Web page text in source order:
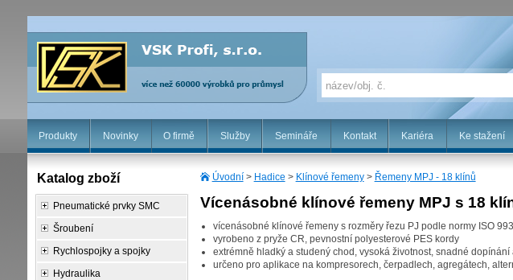
Produkty Novinky O firmě Služby Semináře Kontakt Kariéra Ke stažení
Úvodní> Hadice > Klínové řemeny> Řemeny MPJ - 18 klínů
Vícenásobné klínové řemeny MPJ s 18
vícenásobné klínové řemeny s rozměry řezu PJ podle normy ISO
vyrobeno z pryže CR, pevnostní polyesterové PES kordy
extrémně hladký a studený chod, vysoká životnost, snadné
určeno pro aplikace na kompresorech, čerpadlech, agregátech,
Katalog zboží
Pneumatické prvky SMC
Šroubení
Rychlospojky a spojky
Hydraulika